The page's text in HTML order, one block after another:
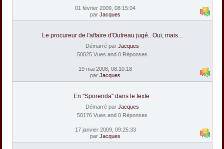
01 février 2009, 08:15:04
par Jacques
Le procureur de l'affaire d'Outreau jugé.. Oui, mais...
Démarré par Jacques
50025 Vues and 0 Réponses
19 mai 2008, 08:10:18
par Jacques
En "Sporenda" dans le texte.
Démarré par Jacques
50176 Vues and 0 Réponses
17 janvier 2009, 09:25:33
par Jacques